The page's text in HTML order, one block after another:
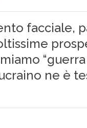
facciale,
ne è